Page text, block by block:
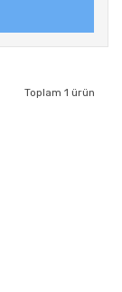
Toplam 1 ürün